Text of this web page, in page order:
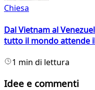
Chiesa
Dal Vietnam al
tutto il mondo attende
1 min di lettura
Idee e commenti